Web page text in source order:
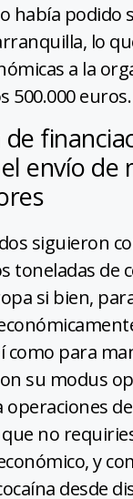
había podido
lo
a la
500.000 euros.
de
envío de
siguieron
toneladas de
si bien,
como para
su modus
operaciones
no
y
desde